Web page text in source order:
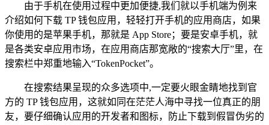
由于手机在使用过程中更加便捷,我们就以手机端为例来
介绍如何下载 TP 钱包应用，轻轻打开手机的应用商店，如果
你使用的是苹果手机，那就是 App Store；要是安卓手机，就
是各类安卓应用市场，在应用商店那宽敞的“搜索大厅”里，在
搜索栏中郑重地输入“TokenPocket”。
在搜索结果呈现的众多选项中,一定要火眼金睛地找到官
方的 TP 钱包应用，这就如同在茫茫人海中寻找一位真正的朋
友，要仔细确认应用的开发者和图标，防止下载到假冒伪劣的